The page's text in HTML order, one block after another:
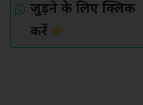
जुड़ने के लिए क्लिक
करें